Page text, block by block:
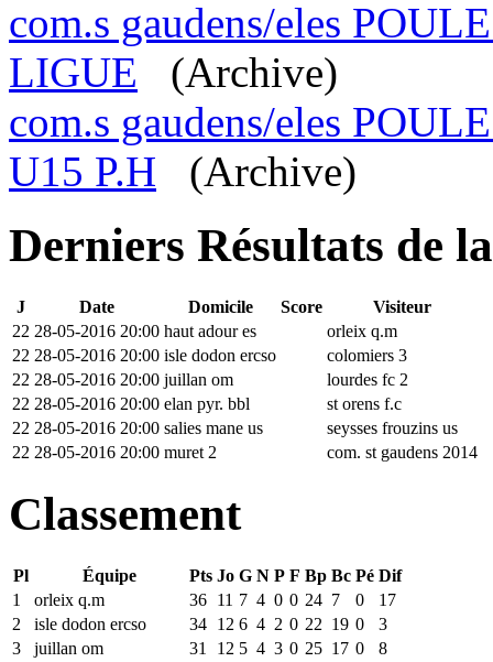
com.s gaudens/eles
LIGUE (Archive)
com.s gaudens/eles
U15 P.H (Archive)
Derniers Résultats de
J Date Domicile Score
Visiteur
22 28-05-2016 20:00 haut adour es
orleix q.m
22 28-05-2016 20:00 isle dodon ercso
colomiers 3
22 28-05-2016 20:00 juillan om
lourdes fc 2
22 28-05-2016 20:00 elan pyr. bbl
st orens f.c
22 28-05-2016 20:00 salies mane us
seysses frouzins us
22 28-05-2016 20:00 muret 2 com. st gaudens 2014
Classement
Pl Équipe Pts Jo G N P F Bp Bc Pé Dif
1
orleix q.m 36 11 7 4 0 0 24 7 0
17
2
isle dodon ercso 34 12 6 4 2 0 22 19 0
3
3
juillan om 31 12 5 4 3 0 25 17 0
8